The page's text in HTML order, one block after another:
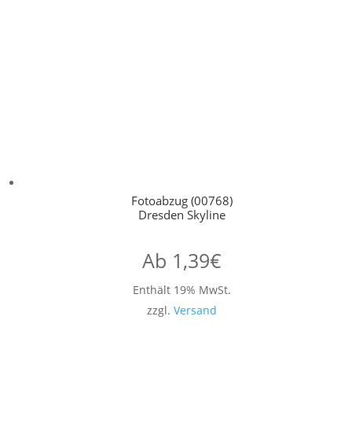
Fotoabzug (00768)
Dresden Skyline
Ab 1,39€
Enthält 19% MwSt.
zzgl. Versand